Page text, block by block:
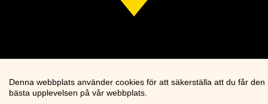
Denna webbplats använder cookies för att säkerställa att du får den
bästa upplevelsen på vår webbplats.